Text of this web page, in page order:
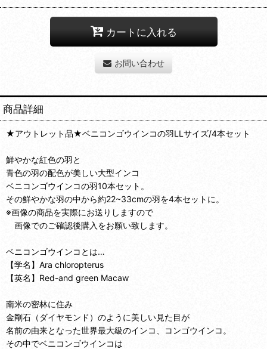
カートに入れる
お問い合わせ
商品詳細
★アウトレット品★ベニコンゴウインコの羽LLサイズ/4本セット
鮮やかな紅色の羽と
青色の羽の配色が美しい大型インコ
ベニコンゴウインコの羽10本セット。
その鮮やかな羽の中から約22~33cmの羽を4本セットに。
※画像の商品を実際にお送りしますので
画像でのご確認後購入をお願い致します。
ベニコンゴウインコとは…
【学名】Ara chloropterus
【英名】Red-and green Macaw
南米の密林に住み
金剛石（ダイヤモンド）のように美しい見た目が
名前の由来となった世界最大級のインコ、コンゴウインコ。
その中でベニコンゴウインコは